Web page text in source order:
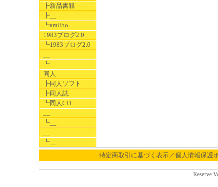
┣新品書籍
┣__
┗amiibo
1983ブログ2.0
┗1983ブログ2.0
┗__
同人
┣同人ソフト
┣同人誌
┗同人CD
┗__
┗__
特定商取引に基づく表示／個人情報保護
Reserve